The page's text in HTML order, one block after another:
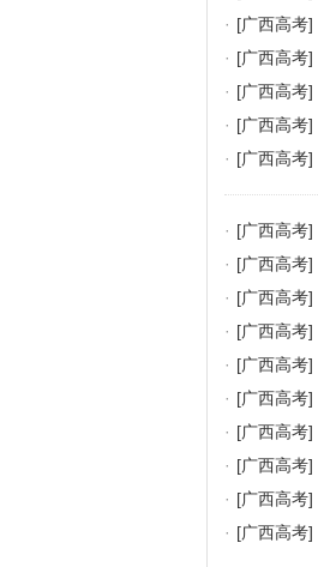
· [广西高考]
· [广西高考]
· [广西高考]
· [广西高考]
· [广西高考]
· [广西高考]
· [广西高考]
· [广西高考]
· [广西高考]
· [广西高考]
· [广西高考]
· [广西高考]
· [广西高考]
· [广西高考]
· [广西高考]